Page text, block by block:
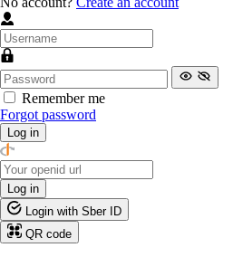
Remember me
Forgot password
Log in
Log in
Login with Sber ID
QR code